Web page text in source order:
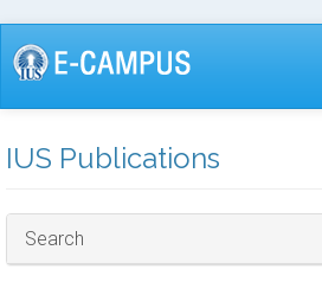
Skip
to
IUS Publications
Hide
Search